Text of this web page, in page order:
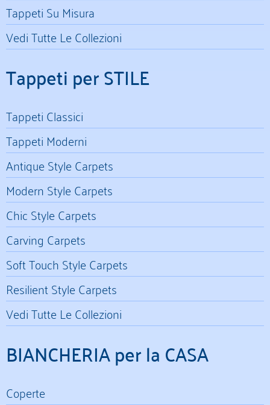
Tappeti Su Misura
Vedi Tutte Le Collezioni
Tappeti per STILE
Tappeti Classici
Tappeti Moderni
Antique Style Carpets
Modern Style Carpets
Chic Style Carpets
Carving Carpets
Soft Touch Style Carpets
Resilient Style Carpets
Vedi Tutte Le Collezioni
BIANCHERIA per la CASA
Coperte